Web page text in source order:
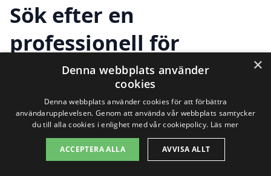
Sök efter en
professionell för
trapprenovering i andra
städer nära
Österfärnebo
×
Denna webbplats använder
cookies
Denna webbplats använder cookies för att förbättra
användarupplevelsen. Genom att använda vår webbplats samtycker
du till alla cookies i enlighet med vår cookiepolicy. Läs mer
ACCEPTERA ALLA AVVISA ALLT